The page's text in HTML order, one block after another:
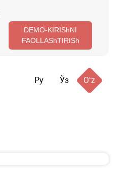
DEMO-KIRIShNI
FAOLLAShTIRISh
Ру Ўз Oʻz